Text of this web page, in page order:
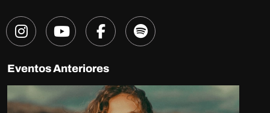
Eventos Anteriores